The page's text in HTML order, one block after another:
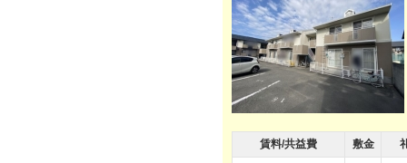
賃料/共益費 敷金